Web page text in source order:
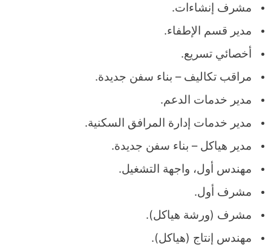
مشرف إنشاءات.
مدير قسم الإطفاء.
أخصائي تسريع.
مراقب تكاليف – بناء سفن جديدة.
مدير خدمات الدعم.
مدير خدمات إدارة المرافق السكنية.
مدير هياكل – بناء سفن جديدة.
مهندس أول، واجهة التشغيل.
مشرف أول.
مشرف (ورشة هياكل).
مهندس إنتاج (هياكل).